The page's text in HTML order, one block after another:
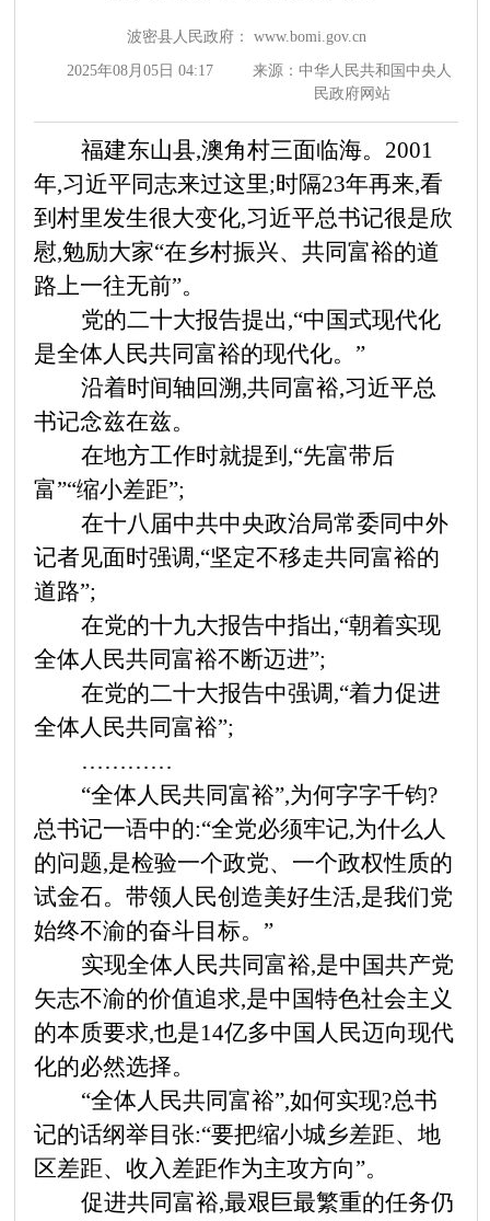
波密县人民政府： www.bomi.gov.cn
2025年08月05日 04:17
来源：中华人民共和国中央人
民政府网站
福建东山县,澳角村三面临海。 2001
年,习近平同志来过这里;时隔23年再来,看
到村里发生很大变化,习近平总书记很是欣
慰,勉励大家“在乡村振兴、共同富裕的道
路上一往无前”。
党的二十大报告提出,“中国式现代化
是全体人民共同富裕的现代化。”
沿着时间轴回溯,共同富裕,习近平总
书记念兹在兹。
在地方工作时就提到,“先富带后
富”“缩小差距”;
在十八届中共中央政治局常委同中外
记者见面时强调,“坚定不移走共同富裕的
道路”;
在党的十九大报告中指出,“朝着实现
全体人民共同富裕不断迈进”;
在党的二十大报告中强调,“着力促进
全体人民共同富裕”;
…………
“全体人民共同富裕”,为何字字千钧?
总书记一语中的:“全党必须牢记,为什么人
的问题,是检验一个政党、一个政权性质的
试金石。带领人民创造美好生活,是我们党
始终不渝的奋斗目标。”
实现全体人民共同富裕,是中国共产党
矢志不渝的价值追求,是中国特色社会主义
的本质要求,也是14亿多中国人民迈向现代
化的必然选择。
“全体人民共同富裕”,如何实现?总书
记的话纲举目张:“要把缩小城乡差距、地
区差距、收入差距作为主攻方向”。
促进共同富裕,最艰巨最繁重的任务仍